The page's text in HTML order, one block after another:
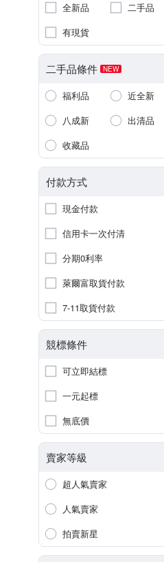
全新品
二手品
有現貨
二手品條件 NEW
福利品
近全新
八成新
出清品
收藏品
付款方式
現金付款
信用卡一次付清
分期0利率
萊爾富取貨付款
7-11取貨付款
競標條件
可立即結標
一元起標
無底價
賣家等級
超人氣賣家
人氣賣家
拍賣新星